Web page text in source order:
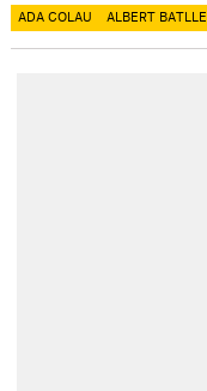
ADA COLAU ALBERT BATLLE